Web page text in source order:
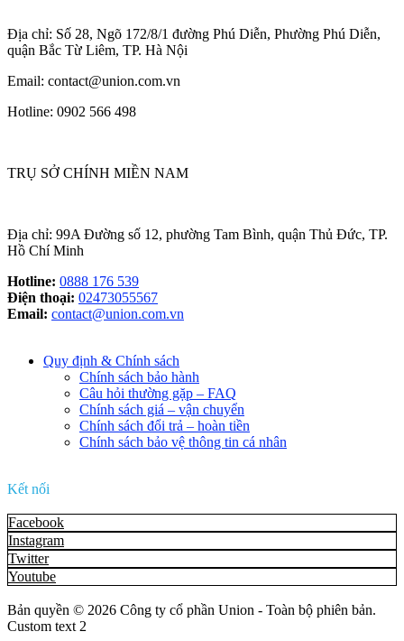
Địa chỉ: Số 28, Ngõ 172/8/1 đường Phú Diễn, Phường Phú Diễn,
quận Bắc Từ Liêm, TP. Hà Nội
Email: contact@union.com.vn
Hotline: 0902 566 498
TRỤ SỞ CHÍNH MIỀN NAM
Địa chỉ: 99A Đường số 12, phường Tam Bình, quận Thủ Đức, TP.
Hồ Chí Minh
Hotline: 0888 176 539
Điện thoại: 02473055567
Email: contact@union.com.vn
Quy định & Chính sách
Chính sách bảo hành
Câu hỏi thường gặp – FAQ
Chính sách giá – vận chuyển
Chính sách đổi trả – hoàn tiền
Chính sách bảo vệ thông tin cá nhân
Kết nối
Facebook
Instagram
Twitter
Youtube
Bản quyền © 2026 Công ty cổ phần Union - Toàn bộ phiên bản.
Custom text 2